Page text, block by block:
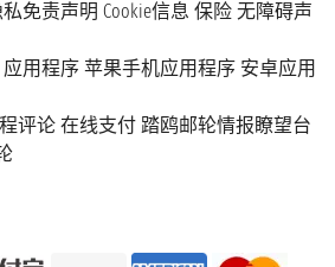
私免责声明 Cookie信息 保险 无障碍声
应用程序 苹果手机应用程序 安卓应用
评论 在线支付 踏鸥邮轮情报瞭望台